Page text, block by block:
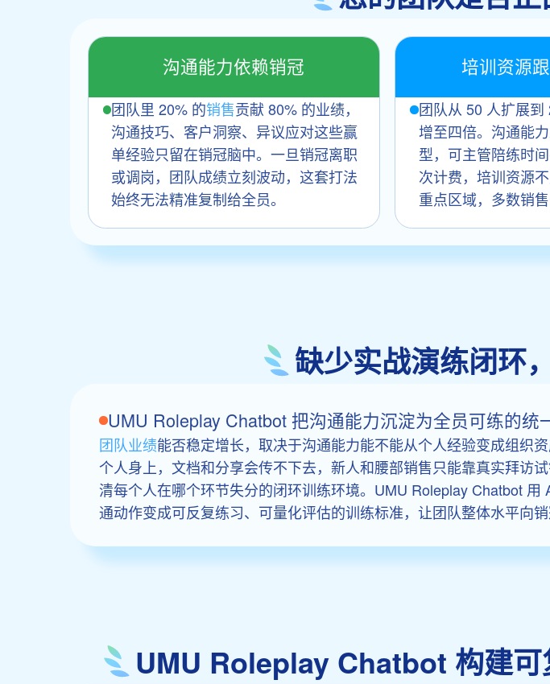
沟通能力依赖销冠
团队里 20% 的销售贡献 80% 的业绩，
沟通技巧、客户洞察、异议应对这些赢
单经验只留在销冠脑中。一旦销冠离职
或调岗，团队成绩立刻波动，这套打法
始终无法精准复制给全员。
培训资源
团队从 50 人扩展
增至四倍。沟通能
型，可主管陪练时
次计费，培训资源
重点区域，多数销售
缺少实战演练闭环
UMU Roleplay Chatbot 把沟通能力沉淀为全员可练的统
团队业绩能否稳定增长，取决于沟通能力能不能从个人经验变成组织
个人身上，文档和分享会传不下去，新人和腰部销售只能靠真实拜访
清每个人在哪个环节失分的闭环训练环境。UMU Roleplay Chatbot
通动作变成可反复练习、可量化评估的训练标准，让团队整体水平向
UMU Roleplay Chatbot 构建